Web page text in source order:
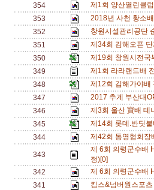
354
제1회 양산열린클
353
2018년 사천 황소
352
창원시설관리공단
351
제34회 김해오픈
350
제19회 창원시전
349
제1회 라라랜드배
348
제12회 김해가야
347
2017 추계 부산대
346
제3회 울산 寶배
345
제14회 롯데.반딧
344
제42회 통영협회
343
제 6회 의령군수배
정)[0]
342
제 6회 의령군수배
341
킴스&넘버원스포